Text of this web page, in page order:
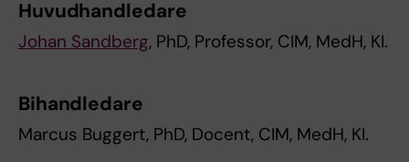
Huvudhandledare
Johan Sandberg, PhD, Professor, CIM, MedH, KI.
Bihandledare
Marcus Buggert, PhD, Docent, CIM, MedH, KI.